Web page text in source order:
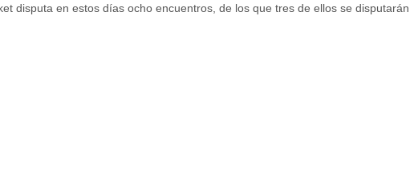
disputa en estos días ocho encuentros, de los que tres de ellos se